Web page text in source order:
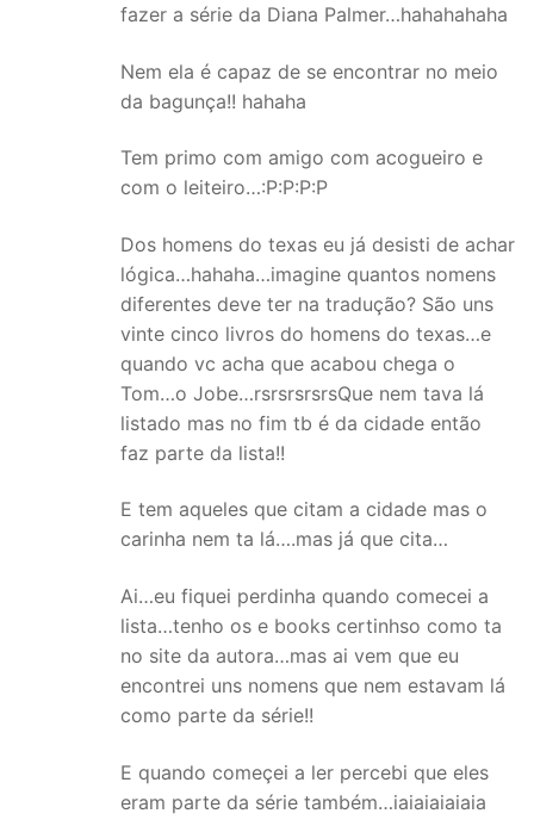
fazer a série da Diana Palmer…hahahahaha
Nem ela é capaz de se encontrar no meio
da bagunça!! hahaha
Tem primo com amigo com acogueiro e
com o leiteiro…:P:P:P:P
Dos homens do texas eu já desisti de achar
lógica…hahaha…imagine quantos nomens
diferentes deve ter na tradução? São uns
vinte cinco livros do homens do texas…e
quando vc acha que acabou chega o
Tom…o Jobe…rsrsrsrsrsQue nem tava lá
listado mas no fim tb é da cidade então
faz parte da lista!!
E tem aqueles que citam a cidade mas o
carinha nem ta lá….mas já que cita…
Ai…eu fiquei perdinha quando comecei a
lista…tenho os e books certinhso como ta
no site da autora…mas ai vem que eu
encontrei uns nomens que nem estavam lá
como parte da série!!
E quando começei a ler percebi que eles
eram parte da série também…iaiaiaiaiaia